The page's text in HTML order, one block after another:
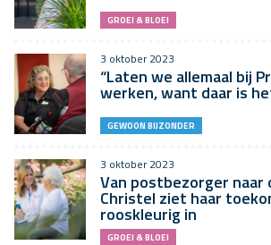
GROEI & BLOEI
3 oktober 2023
“Laten we allemaal bij
werken, want daar is
GEWOON BIJZONDER
3 oktober 2023
Van postbezorger naar
Christel ziet haar
rooskleurig in
GROEI & BLOEI